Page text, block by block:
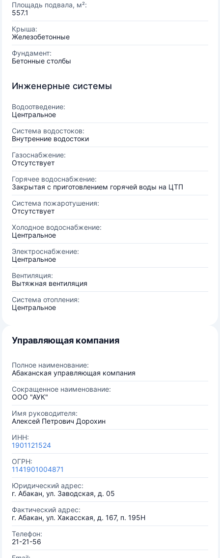
Площадь подвала, м²:
557.1
Крыша:
Железобетонные
Фундамент:
Бетонные столбы
Инженерные системы
Водоотведение:
Центральное
Система водостоков:
Внутренние водостоки
Газоснабжение:
Отсутствует
Горячее водоснабжение:
Закрытая с приготовлением горячей воды на ЦТП
Система пожаротушения:
Отсутствует
Холодное водоснабжение:
Центральное
Электроснабжение:
Центральное
Вентиляция:
Вытяжная вентиляция
Система отопления:
Центральное
Управляющая компания
Полное наименование:
Абаканская управляющая компания
Сокращенное наименование:
ООО "АУК"
Имя руководителя:
Алексей Петрович Дорохин
ИНН:
1901121524
ОГРН:
1141901004871
Юридический адрес:
г. Абакан, ул. Заводская, д. 05
Фактический адрес:
г. Абакан, ул. Хакасская, д. 167, п. 195Н
Телефон:
21-21-56